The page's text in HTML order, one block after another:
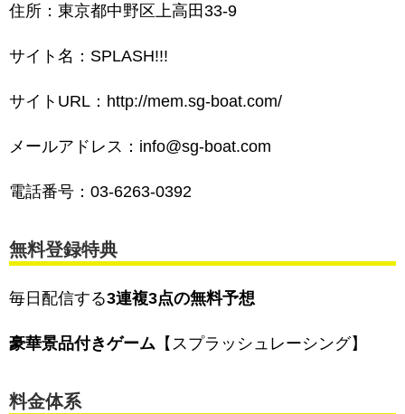
住所：東京都中野区上高田33-9
サイト名：SPLASH!!!
サイトURL：http://mem.sg-boat.com/
メールアドレス：info@sg-boat.com
電話番号：03-6263-0392
無料登録特典
毎日配信する3連複3点の無料予想
豪華景品付きゲーム 【スプラッシュレーシング】
料金体系